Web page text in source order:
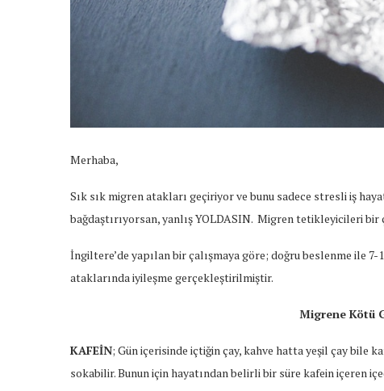
Merhaba,
Sık sık migren atakları geçiriyor ve bunu sadece stresli iş
bağdaştırıyorsan, yanlış YOLDASIN. Migren tetikleyicileri
İngiltere’de yapılan bir çalışmaya göre; doğru beslenme ile
ataklarında iyileşme gerçekleştirilmiştir.
Migrene Kötü
KAFEİN; Gün içerisinde içtiğin çay, kahve hatta yeşil çay bile
sokabilir. Bunun için hayatından belirli bir süre kafein içeren